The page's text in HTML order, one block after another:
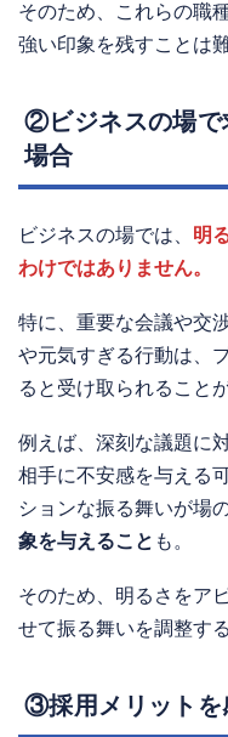
そのため、これらの職
強い印象を残すことは
②ビジネスの場で
場合
ビジネスの場では、 明
わけではありません。
特に、重要な会議や交
や元気すぎる行動は、
ると受け取られること
例えば、深刻な議題に
相手に不安感を与える
ションな振る舞いが場
象を与えること も。
そのため、明るさをア
せて振る舞いを調整す
③採用メリットを